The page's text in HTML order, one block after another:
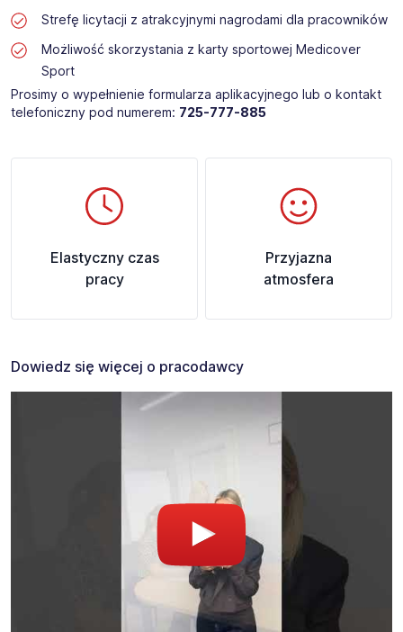
Strefę licytacji z atrakcyjnymi nagrodami dla pracowników
Możliwość skorzystania z karty sportowej Medicover
Sport
Prosimy o wypełnienie formularza aplikacyjnego lub o kontakt
telefoniczny pod numerem: 725-777-885​
Elastyczny czas
pracy
Przyjazna
atmosfera
Dowiedz się więcej o pracodawcy